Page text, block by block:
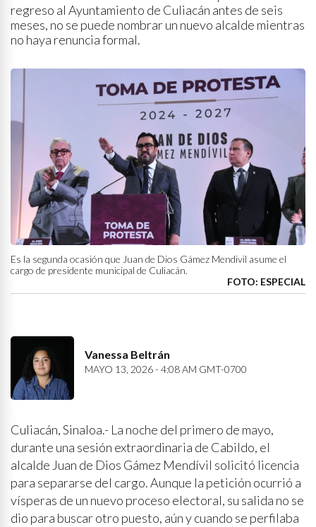
regreso al Ayuntamiento de Culiacán antes de seis
meses, no se puede nombrar un nuevo alcalde mientras
no haya renuncia formal.
Es la segunda ocasión que Juan de Dios Gámez Mendivil asume el
cargo de presidente municipal de Culiacán.
FOTO: ESPECIAL
Vanessa Beltrán
MAYO 13, 2026 - 4:08 AM GMT-0700
Culiacán, Sinaloa.- La noche del primero de mayo,
durante una sesión extraordinaria de Cabildo, el
alcalde Juan de Dios Gámez Mendívil solicitó licencia
para separarse del cargo. Aunque la petición ocurrió a
vísperas de un nuevo proceso electoral, su salida no se
dio para buscar otro puesto, aún y cuando se perfilaba